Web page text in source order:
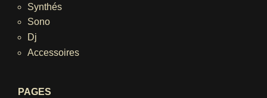
Synthés
Sono
Dj
Accessoires
PAGES